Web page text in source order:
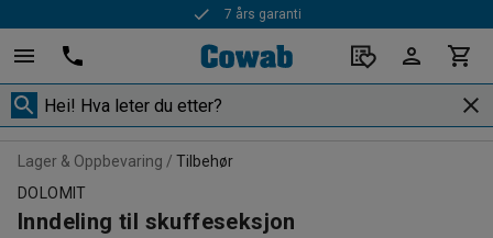
7 års garanti
Lager & Oppbevaring
Tilbehør
DOLOMIT
Inndeling til skuffeseksjon